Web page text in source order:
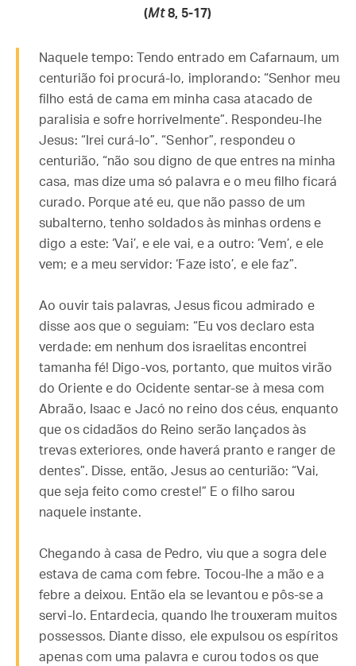
(Mt8, 5-17)
Naquele tempo: Tendo entrado em Cafarnaum, um
centurião foi procurá-lo, implorando: “Senhor meu
filho está de cama em minha casa atacado de
paralisia e sofre horrivelmente”. Respondeu-lhe
Jesus: “Irei curá-lo”. “Senhor”, respondeu o
centurião, “não sou digno de que entres na minha
casa, mas dize uma só palavra e o meu filho ficará
curado. Porque até eu, que não passo de um
subalterno, tenho soldados às minhas ordens e
digo a este: ‘Vai’, e ele vai, e a outro: ‘Vem’, e ele
vem; e a meu servidor: ‘Faze isto’, e ele faz”.
Ao ouvir tais palavras, Jesus ficou admirado e
disse aos que o seguiam: “Eu vos declaro esta
verdade: em nenhum dos israelitas encontrei
tamanha fé! Digo-vos, portanto, que muitos virão
do Oriente e do Ocidente sentar-se à mesa com
Abraão, Isaac e Jacó no reino dos céus, enquanto
que os cidadãos do Reino serão lançados às
trevas exteriores, onde haverá pranto e ranger de
dentes”. Disse, então, Jesus ao centurião: “Vai,
que seja feito como creste!” E o filho sarou
naquele instante.
Chegando à casa de Pedro, viu que a sogra dele
estava de cama com febre. Tocou-lhe a mão e a
febre a deixou. Então ela se levantou e pôs-se a
servi-lo. Entardecia, quando lhe trouxeram muitos
possessos. Diante disso, ele expulsou os espíritos
apenas com uma palavra e curou todos os que